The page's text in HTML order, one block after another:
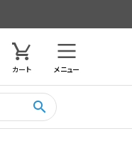
カート メニュー
search